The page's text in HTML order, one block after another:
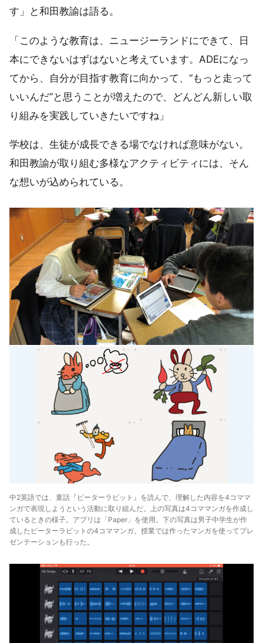
す」と和田教諭は語る。
「このような教育は、ニュージーランドにできて、日
本にできないはずはないと考えています。ADEになっ
てから、自分が目指す教育に向かって、“もっと走って
いいんだ”と思うことが増えたので、どんどん新しい取
り組みを実践していきたいですね」
学校は、生徒が成長できる場でなければ意味がない。
和田教諭が取り組む多様なアクティビティには、そん
な想いが込められている。
中2英語では、童話『ピーターラビット』を読んで、理解した内容を4コママ
ンガで表現しようという活動に取り組んだ。上の写真は4コママンガを作成し
ているときの様子。アプリは「Paper」を使用。下の写真は男子中学生が作
成したピーターラビットの4コママンガ。授業では作ったマンガを使ってプレ
ゼンテーションも行った。